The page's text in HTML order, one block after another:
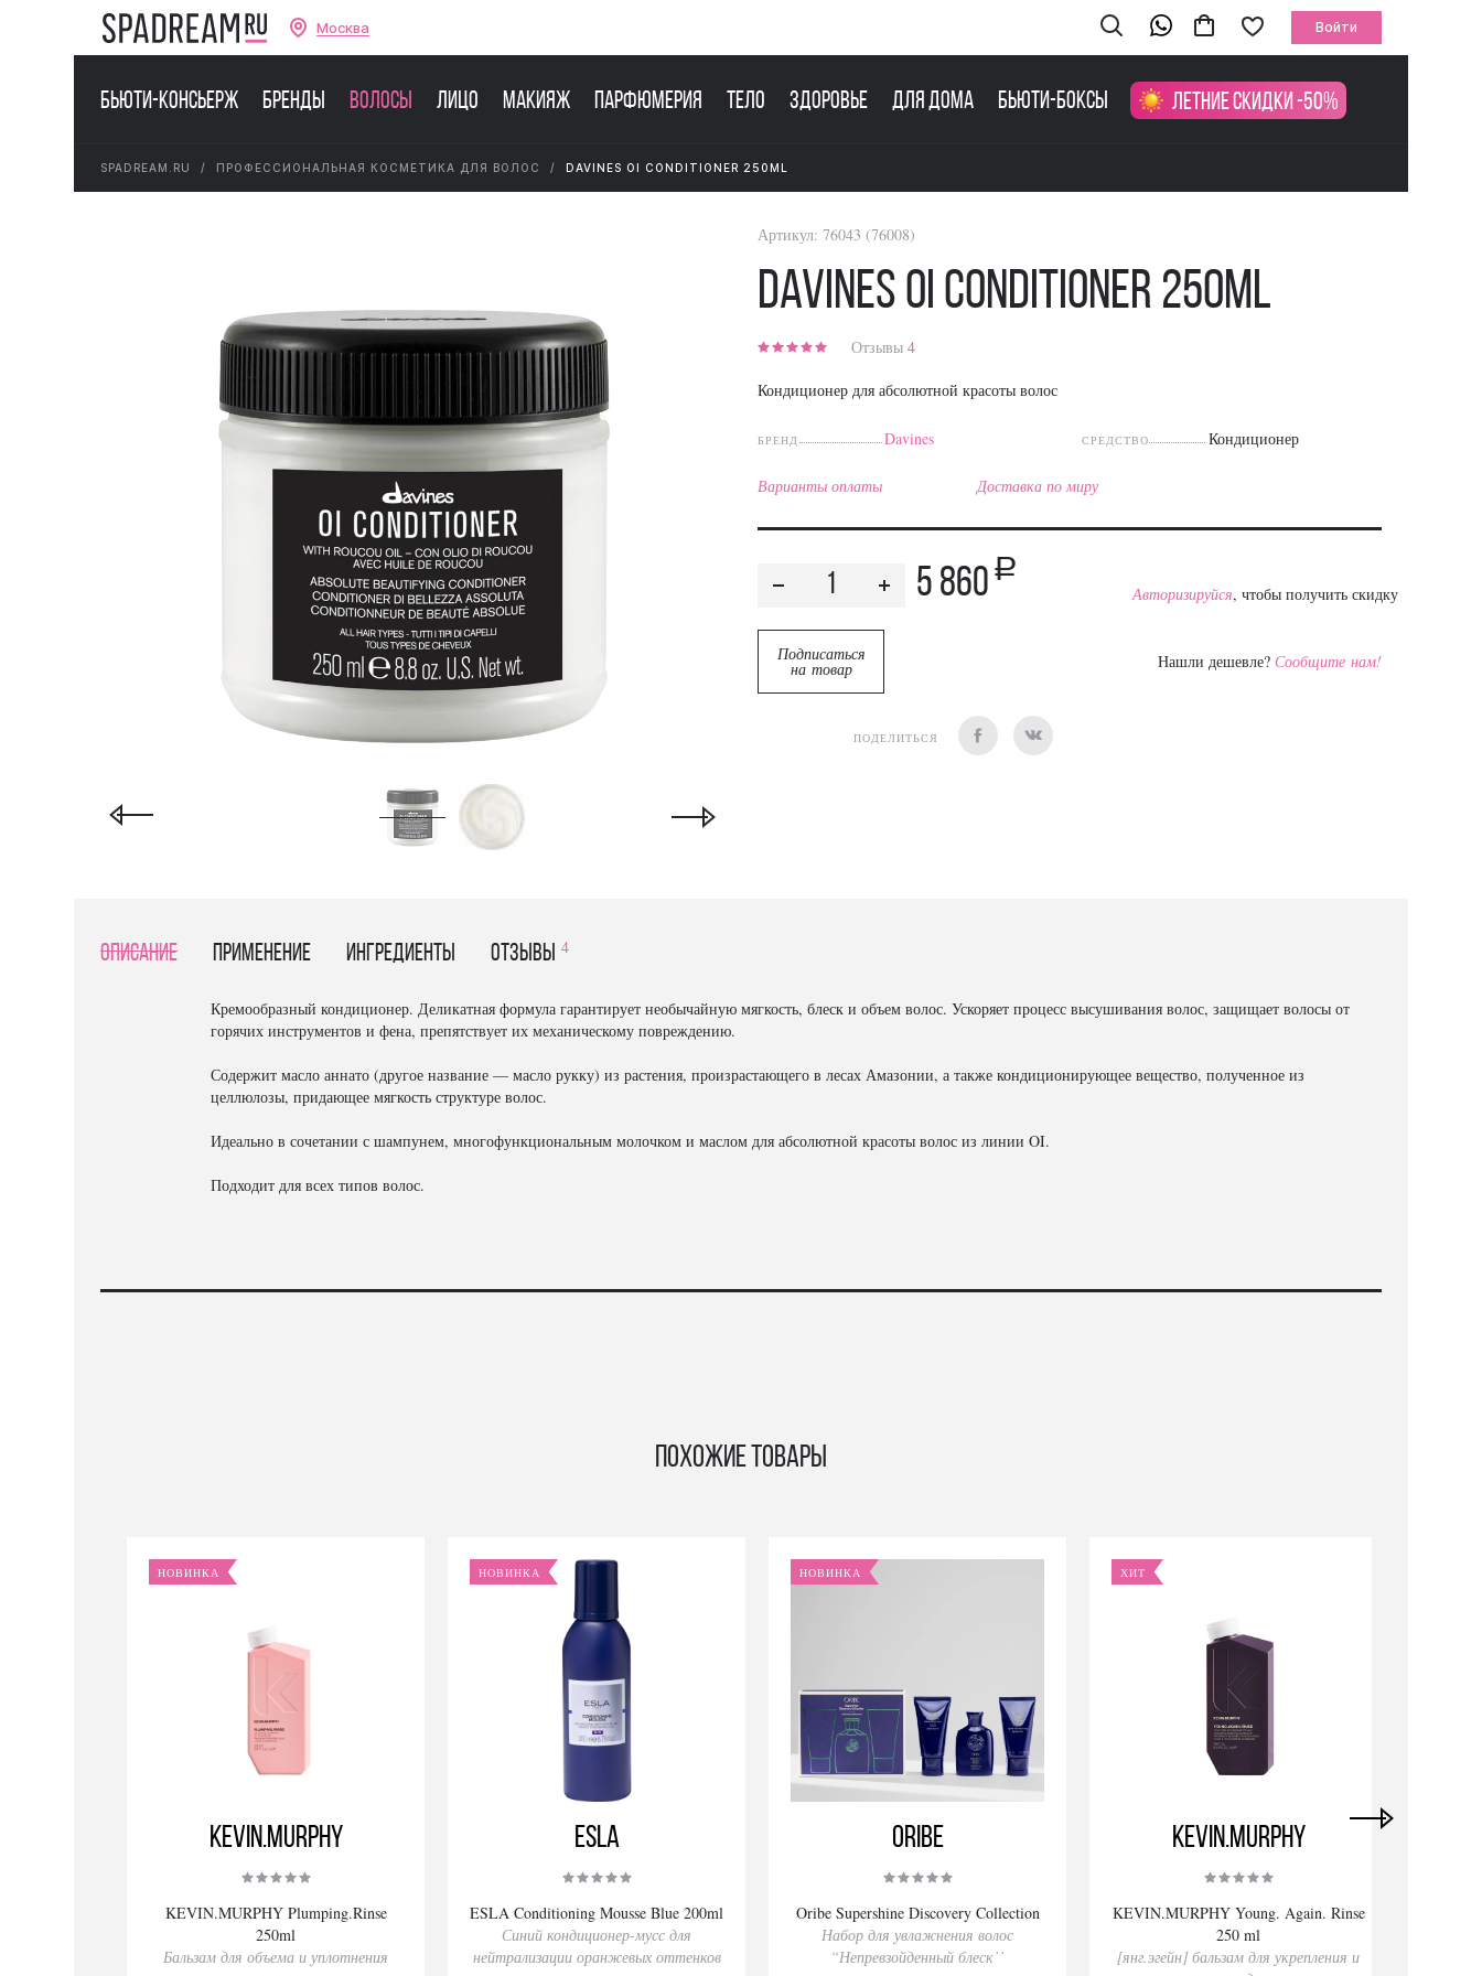
Москва Войти
Бьюти-консьерж Бренды Волосы Лицо Макияж Парфюмерия Тело Здоровье Для дома Бьюти-боксы Летние скидки -50%
SPADREAM.RU ПРОФЕССИОНАЛЬНАЯ КОСМЕТИКА ДЛЯ ВОЛОС DAVINES OI CONDITIONER 250ML
Артикул: 76043 (76008)
Davines OI Conditioner 250ml
Отзывы4
Кондиционер для абсолютной красоты волос
БРЕНД Davines СРЕДСТВО Кондиционер
Варианты оплаты Доставка по миру
5 860 a
Авторизируйся, чтобы получить скидку
Подписаться
на товар Нашли дешевле? Сообщите нам!
ПОДЕЛИТЬСЯ
Описание Применение Ингредиенты отзывы 4
Кремообразный кондиционер. Деликатная формула гарантирует необычайную мягкость, блеск и объем волос. Ускоряет процесс высушивания волос, защищает волосы от
горячих инструментов и фена, препятствует их механическому повреждению.
Содержит масло аннато (другое название — масло рукку) из растения, произрастающего в лесах Амазонии, а также кондиционирующее вещество, полученное из
целлюлозы, придающее мягкость структуре волос.
Идеально в сочетании с шампунем, многофункциональным молочком и маслом для абсолютной красоты волос из линии OI.
Подходит для всех типов волос.
Похожие товары
НОВИНКА
KEVIN.MURPHY
KEVIN.MURPHY Plumping.Rinse
250ml
Бальзам для объема и уплотнения
НОВИНКА
ESLA
ESLA Conditioning Mousse Blue 200ml
Синий кондиционер-мусс для
нейтрализации оранжевых оттенков
НОВИНКА
Oribe
Oribe Supershine Discovery Collection
Набор для увлажнения волос
“Непревзойденный блеск’’
ХИТ
KEVIN.MURPHY
KEVIN.MURPHY Young. Again. Rinse
250 ml
[янг.эгейн] бальзам для укрепления и